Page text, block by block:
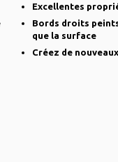
Excellentes
Bords droits
que la surface
Créez de